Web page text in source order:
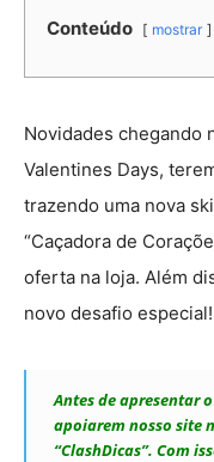
Conteúdo mostrar
Novidades chegando
Valentines Days,
trazendo uma nova
“Caçadora de
oferta na loja. Além
novo desafio especial!
Antes de apresentar
apoiarem nosso site
“ClashDicas”. Com